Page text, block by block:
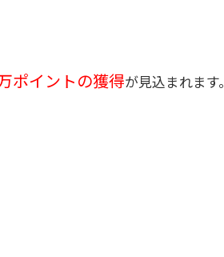
ポイントの獲得が見込まれます。